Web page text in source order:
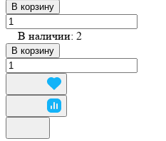
В корзину
В наличии: 2
В корзину